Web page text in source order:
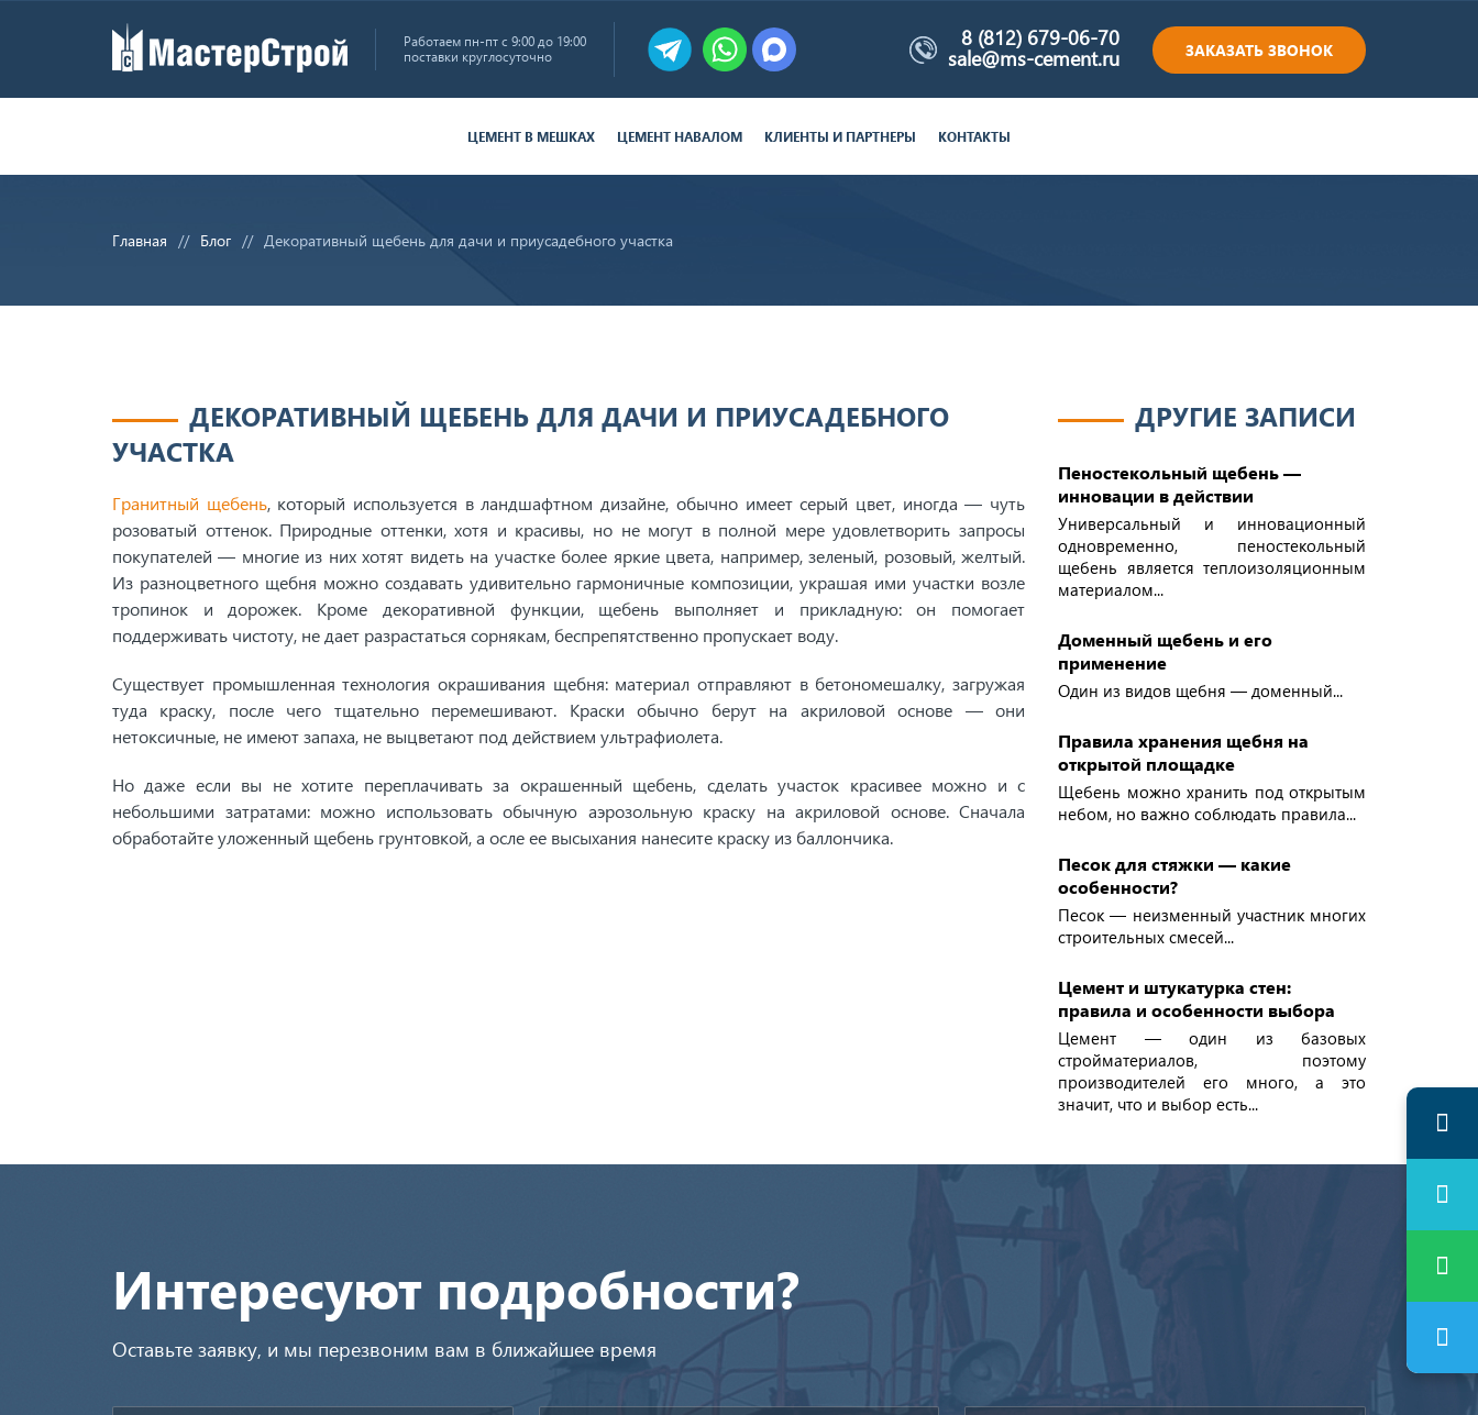
Работаем пн-пт с 9:00 до 19:00
поставки круглосуточно
8 (812) 679-06-70
sale@ms-cement.ru ЗАКАЗАТЬ ЗВОНОК
ЦЕМЕНТ В МЕШКАХ ЦЕМЕНТ НАВАЛОМ КЛИЕНТЫ И ПАРТНЕРЫ КОНТАКТЫ
Главная Блог Декоративный щебень для дачи и приусадебного участка
ДЕКОРАТИВНЫЙ ЩЕБЕНЬ ДЛЯ ДАЧИ И ПРИУСАДЕБНОГО
УЧАСТКА
Гранитный щебень, который используется в ландшафтном дизайне, обычно имеет серый цвет, иногда — чуть
розоватый оттенок. Природные оттенки, хотя и красивы, но не могут в полной мере удовлетворить запросы
покупателей — многие из них хотят видеть на участке более яркие цвета, например, зеленый, розовый, желтый.
Из разноцветного щебня можно создавать удивительно гармоничные композиции, украшая ими участки возле
тропинок и дорожек. Кроме декоративной функции, щебень выполняет и прикладную: он помогает
поддерживать чистоту, не дает разрастаться сорнякам, беспрепятственно пропускает воду.
Существует промышленная технология окрашивания щебня: материал отправляют в бетономешалку, загружая
туда краску, после чего тщательно перемешивают. Краски обычно берут на акриловой основе — они
нетоксичные, не имеют запаха, не выцветают под действием ультрафиолета.
Но даже если вы не хотите переплачивать за окрашенный щебень, сделать участок красивее можно и с
небольшими затратами: можно использовать обычную аэрозольную краску на акриловой основе. Сначала
обработайте уложенный щебень грунтовкой, а осле ее высыхания нанесите краску из баллончика.
ДРУГИЕ ЗАПИСИ
Пеностекольный щебень —
инновации в действии
Универсальный и инновационный
одновременно, пеностекольный
щебень является теплоизоляционным
материалом...
Доменный щебень и его
применение
Один из видов щебня — доменный...
Правила хранения щебня на
открытой площадке
Щебень можно хранить под открытым
небом, но важно соблюдать правила...
Песок для стяжки — какие
особенности?
Песок — неизменный участник многих
строительных смесей...
Цемент и штукатурка стен:
правила и особенности выбора
Цемент — один из базовых
стройматериалов, поэтому
производителей его много, а это
значит, что и выбор есть...
Интересуют подробности?
Оставьте заявку, и мы перезвоним вам в ближайшее время